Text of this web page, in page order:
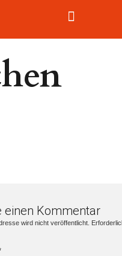
einen Kommentar
wird nicht veröffentlicht.